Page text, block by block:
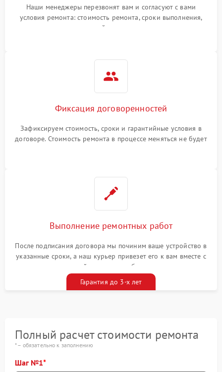
Наши менеджеры перезвонят вам и согласуют с вами
условия ремонта: стоимость ремонта, сроки выполнения,
гарантийные условия
Фиксация договоренностей
Зафиксируем стоимость, сроки и гарантийные условия в
договоре. Стоимость ремонта в процессе меняться не будет
Выполнение ремонтных работ
После подписания договора мы починим ваше устройство в
указанные сроки, а наш курьер привезет его к вам вместе с
гарантийным талоном бесплатно
Гарантия до 3-х лет
Полный расчет стоимости ремонта
* – обязательно к заполнению
Шаг №1